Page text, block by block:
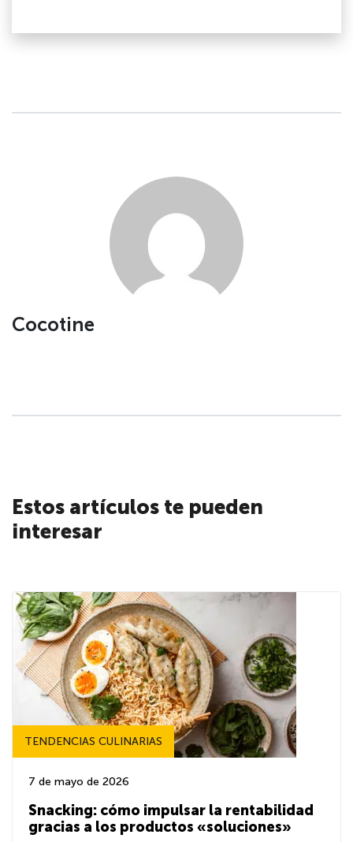
Cocotine
Estos artículos te pueden
interesar
TENDENCIAS CULINARIAS
7 de mayo de 2026
Snacking: cómo impulsar la rentabilidad
gracias a los productos «soluciones»